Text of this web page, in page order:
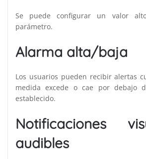
Se puede configurar un valor
parámetro.
Alarma alta/baja
Los usuarios pueden recibir alertas
medida excede o cae por debajo
establecido.
Notificaciones
audibles